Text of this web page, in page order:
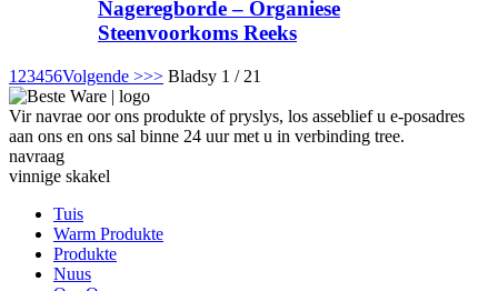
Nageregborde – Organiese
Steenvoorkoms Reeks
1 23456Volgende >>> Bladsy 1 / 21
Vir navrae oor ons produkte of pryslys, los asseblief u e-posadres
aan ons en ons sal binne 24 uur met u in verbinding tree.
navraag
vinnige skakel
Tuis
Warm Produkte
Produkte
Nuus